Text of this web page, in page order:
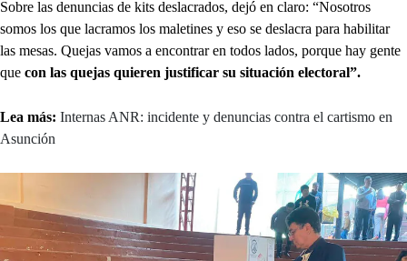
Sobre las denuncias de kits deslacrados, dejó en claro: “Nosotros
somos los que lacramos los maletines y eso se deslacra para habilitar
las mesas. Quejas vamos a encontrar en todos lados, porque hay gente
que con las quejas quieren justificar su situación electoral”.
Lea más: Internas ANR: incidente y denuncias contra el cartismo en
Asunción